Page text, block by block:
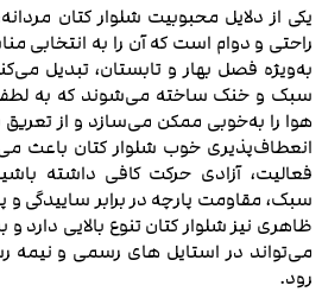
یکی از دلایل محبوبیت شلوار کتان
راحتی و دوام است که آن را به انتخابی
به‌ویژه فصل بهار و تابستان، تبدیل
سبک و خنک ساخته می‌شوند که به
هوا را به‌خوبی ممکن می‌سازد و از
انعطاف‌پذیری خوب شلوار کتان باعث
فعالیت، آزادی حرکت کافی داشته
سبک، مقاومت پارچه در برابر ساییدگی و
ظاهری نیز شلوار کتان تنوع بالایی
می‌تواند در استایل‌ های رسمی و نیمه‌
رود.